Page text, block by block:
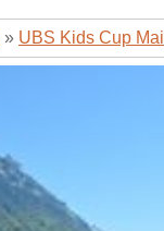
» UBS Kids Cup Mai